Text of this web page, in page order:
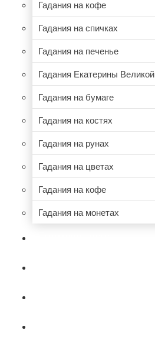
Гадания на кофе
Гадания на спичках
Гадания на печенье
Гадания Екатерины Великой
Гадания на бумаге
Гадания на костях
Гадания на рунах
Гадания на цветах
Гадания на кофе
Гадания на монетах